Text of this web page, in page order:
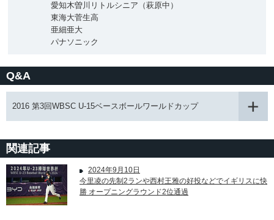
愛知木曽川リトルシニア（萩原中）
東海大菅生高
亜細亜大
パナソニック
Q&A
2016 第3回WBSC U-15ベースボールワールドカップ
関連記事
2024年9月10日
今里凌の先制2ランや西村王雅の好投などでイギリスに快
勝 オープニングラウンド2位通過